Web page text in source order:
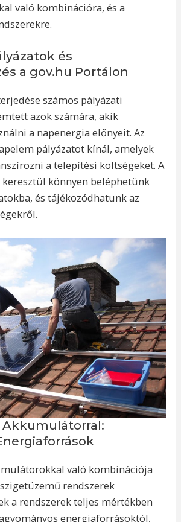
való kombinációra, és a
és
a gov.hu Portálon
számos pályázati
azok számára, akik
a napenergia előnyeit. Az
pályázatot kínál, amelyek
a telepítési költségeket. A
könnyen beléphetünk
és tájékozódhatunk az
való kombinációja
rendszerek
a rendszerek teljes mértékben
energiaforrásoktól,